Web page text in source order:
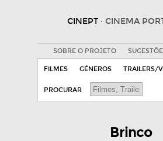
CINEPT · CINEMA
SOBRE O PROJETO
FILMES GÉNEROS TRAILERS/
PROCURAR
Brinco